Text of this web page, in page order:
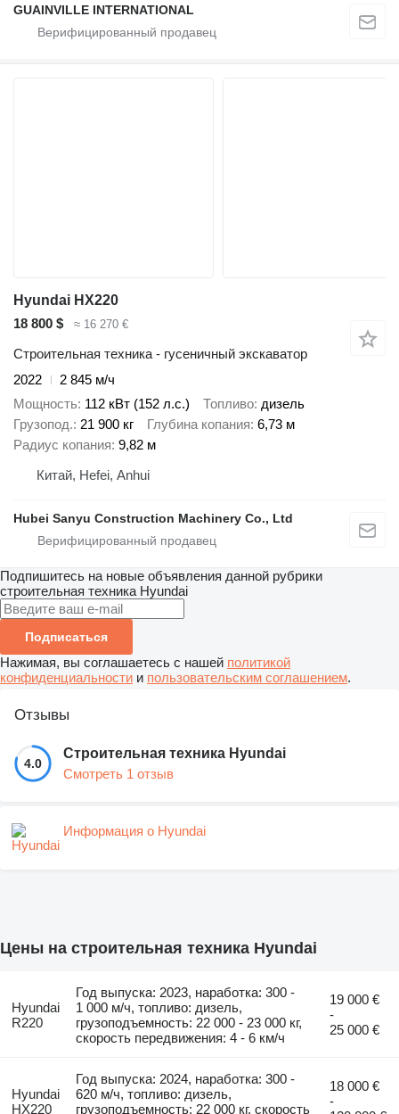
GUAINVILLE INTERNATIONAL
Hyundai HX220
18 800 $
≈ 16 270 €
Строительная техника - гусеничный экскаватор
2022
2 845 м/ч
Мощность 112 кВт (152 л.с.) Топливо дизель
Грузопод. 21 900 кг Глубина копания 6,73 м
Радиус копания 9,82 м
Китай, Hefei, Anhui
Hubei Sanyu Construction Machinery Co., Ltd
Подпишитесь на новые объявления данной рубрики
строительная техника Hyundai
Подписаться
Нажимая, вы соглашаетесь с нашей политикой
конфиденциальности и пользовательским соглашением.
Отзывы
4.0
Строительная техника Hyundai
Смотреть 1 отзыв
Информация о Hyundai
Цены на строительная техника Hyundai
Hyundai
R220
Год выпуска: 2023, наработка: 300 -
1 000 м/ч, топливо: дизель,
грузоподъемность: 22 000 - 23 000 кг,
скорость передвижения: 4 - 6 км/ч
19 000 €
-
25 000 €
Hyundai
HX220
Год выпуска: 2024, наработка: 300 -
620 м/ч, топливо: дизель,
грузоподъемность: 22 000 кг, скорость
18 000 €
-